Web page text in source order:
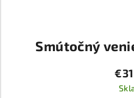
Smútočný
€31